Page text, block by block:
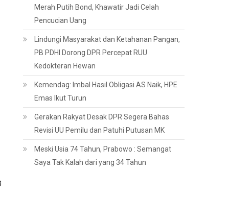
Merah Putih Bond, Khawatir Jadi Celah
Pencucian Uang
Lindungi Masyarakat dan Ketahanan Pangan,
PB PDHI Dorong DPR Percepat RUU
Kedokteran Hewan
Kemendag: Imbal Hasil Obligasi AS Naik, HPE
Emas Ikut Turun
Gerakan Rakyat Desak DPR Segera Bahas
Revisi UU Pemilu dan Patuhi Putusan MK
Meski Usia 74 Tahun, Prabowo : Semangat
Saya Tak Kalah dari yang 34 Tahun